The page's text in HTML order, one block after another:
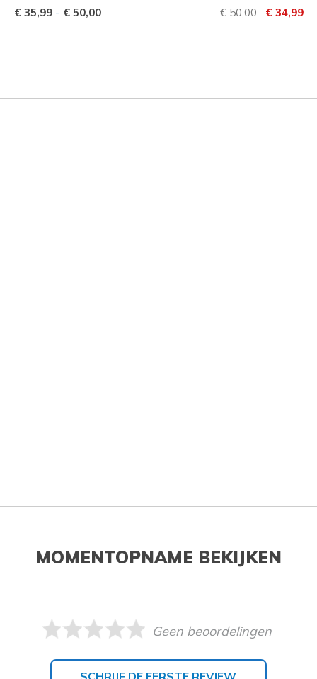
€ 35,99 - € 50,00 Prijs verlaagd van
€ 50,00naar
€ 34,99
MOMENTOPNAME BEKIJKEN
Geen beoordelingen
SCHRIJF DE EERSTE REVIEW